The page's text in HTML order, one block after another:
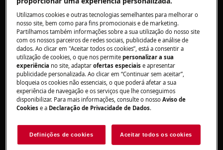
13 A.
Quando o disjuntor dispara quando liga
ou desliga o aparelho, geralmente a causa
está relacionada com um passagem à
terra ou um curto-circuito.
Este problema pode ser causado por uma
ligação errada do aparelho. Ligue o
aparelho noutra tomada elétrica.
Se tiver vários aparelhos
queimar-se ou o disjuntor diferencial de
terra pode disparar.
Utilizamos cookies e outras tecnologias semelhantes para melhorar o
nosso site, bem como para fins promocionais e de marketing.
Partilhamos também informações sobre a sua utilização do nosso site
com os nossos parceiros de redes sociais, publicidade e análise de
dados. Ao clicar em "Aceitar todos os cookies”, está a consentir a
utilização de cookies, o que nos permitepersonalizar a sua
experiência no site, adaptarofertas especiaise apresentar
publicidade personalizada. Ao clicar em “Continuar sem aceitar”,
bloqueia os cookies não essenciais, o que poderá afetar a sua
experiência de navegação e os serviços que lhe conseguimos
disponibilizar. Para mais informações, consulte o nossoAviso de
Cookies e a Declaração de Privacidade de Dados.
Definições de cookies Aceitar todos os cookies